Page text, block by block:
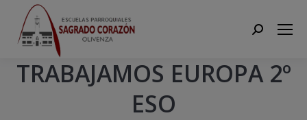
Search:
TRABAJAMOS EUROPA 2º
ESO